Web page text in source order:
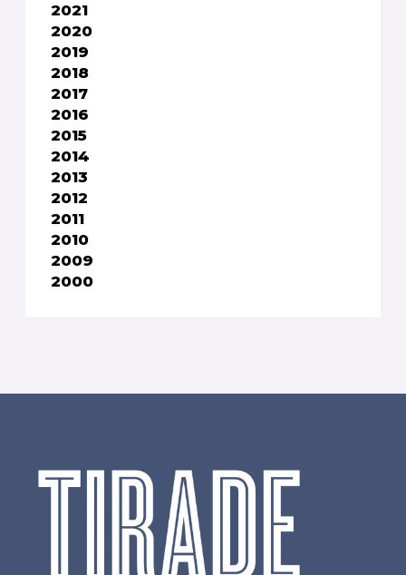
2021
2020
2019
2018
2017
2016
2015
2014
2013
2012
2011
2010
2009
2000